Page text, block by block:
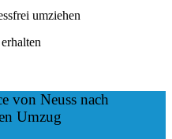
umziehen
von Neuss nach
Umzug